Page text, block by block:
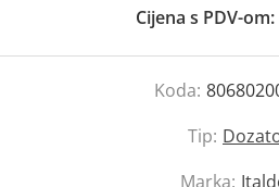
Cijena s PDV-om:
Koda:
Tip:
Marka: